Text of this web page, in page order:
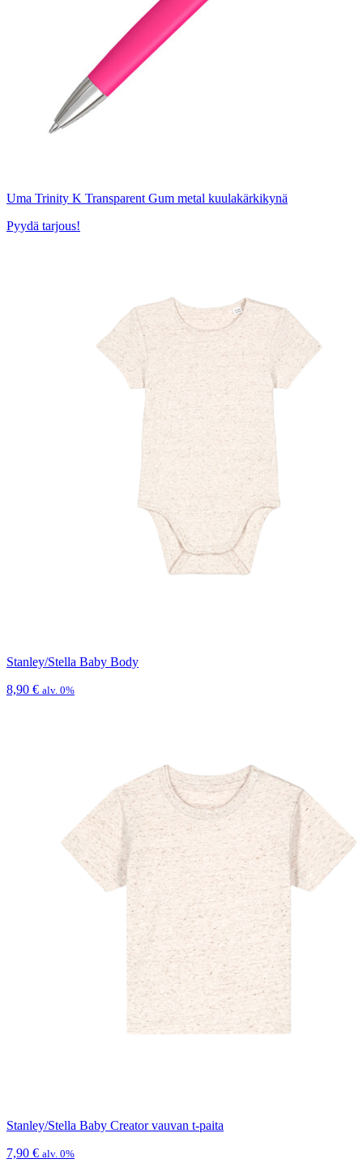
Uma Trinity K Transparent Gum metal kuulakärkikynä
Pyydä tarjous!
Stanley/Stella Baby Body
8,90 € alv. 0%
Stanley/Stella Baby Creator vauvan t-paita
7,90 € alv. 0%